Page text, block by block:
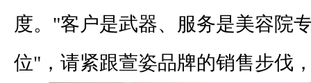
度。"客户是武器、服务是美容院
位"，请紧跟萱姿品牌的销售步伐